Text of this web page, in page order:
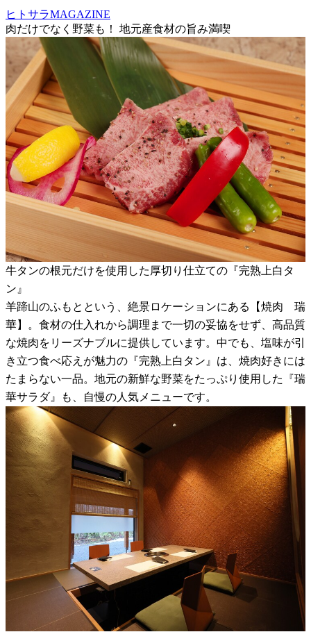
ヒトサラMAGAZINE
肉だけでなく野菜も！ 地元産食材の旨み満喫
牛タンの根元だけを使用した厚切り仕立ての『完熟上白タ
ン』
羊蹄山のふもとという、絶景ロケーションにある【焼肉 瑞
華】。食材の仕入れから調理まで一切の妥協をせず、高品質
な焼肉をリーズナブルに提供しています。中でも、塩味が引
き立つ食べ応えが魅力の『完熟上白タン』は、焼肉好きには
たまらない一品。地元の新鮮な野菜をたっぷり使用した『瑞
華サラダ』も、自慢の人気メニューです。